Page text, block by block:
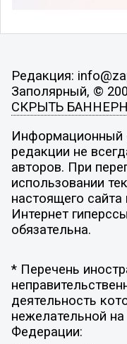
Редакция:
Заполярный, ©
СКРЫТЬ
Информационный
редакции не
авторов. При
использовании
настоящего сайта
Интернет
обязательна.
* Перечень
деятельность
нежелательной
Федерации: